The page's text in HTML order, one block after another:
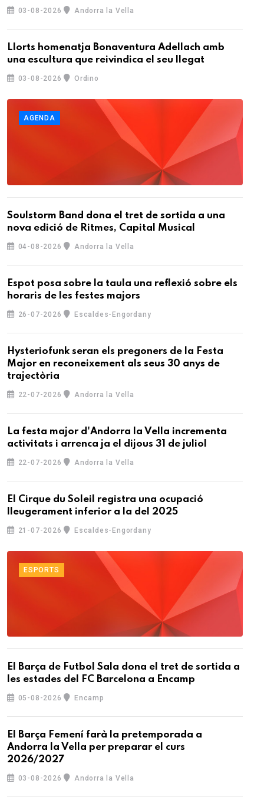
03-08-2026 Andorra la Vella
Llorts homenatja Bonaventura Adellach amb
una escultura que reivindica el seu llegat
03-08-2026 Ordino
AGENDA
Soulstorm Band dona el tret de sortida a una
nova edició de Ritmes, Capital Musical
04-08-2026 Andorra la Vella
Espot posa sobre la taula una reflexió sobre els
horaris de les festes majors
26-07-2026 Escaldes-Engordany
Hysteriofunk seran els pregoners de la Festa
Major en reconeixement als seus 30 anys de
trajectòria
22-07-2026 Andorra la Vella
La festa major d'Andorra la Vella incrementa
activitats i arrenca ja el dijous 31 de juliol
22-07-2026 Andorra la Vella
El Cirque du Soleil registra una ocupació
lleugerament inferior a la del 2025
21-07-2026 Escaldes-Engordany
ESPORTS
El Barça de Futbol Sala dona el tret de sortida a
les estades del FC Barcelona a Encamp
05-08-2026 Encamp
El Barça Femení farà la pretemporada a
Andorra la Vella per preparar el curs
2026/2027
03-08-2026 Andorra la Vella